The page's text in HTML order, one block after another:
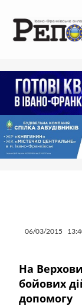
вмісту
06/03/2015
На
бойових
допомогу